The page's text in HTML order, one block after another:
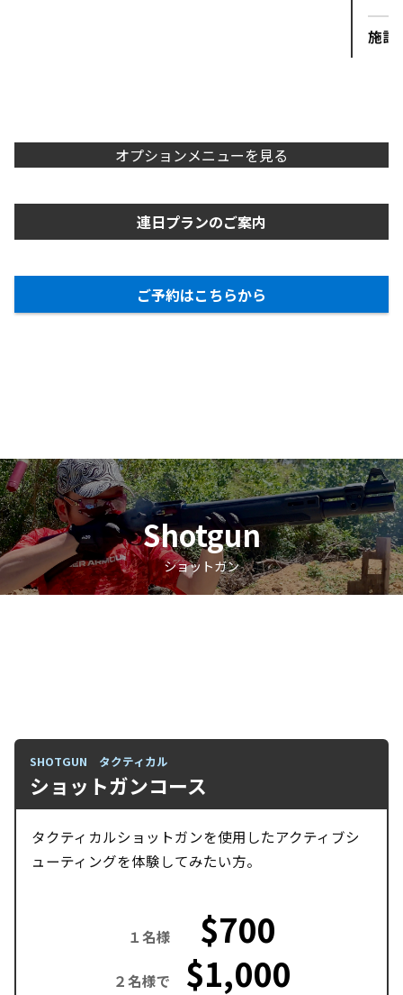
施設
オプションメニューを見る
連日プランのご案内
ご予約はこちらから
Shotgun
ショットガン
SHOTGUN タクティカル
ショットガンコース
タクティカルショットガンを使用したアクティブシ
ューティングを体験してみたい方。
１名様 $700
２名様で $1,000